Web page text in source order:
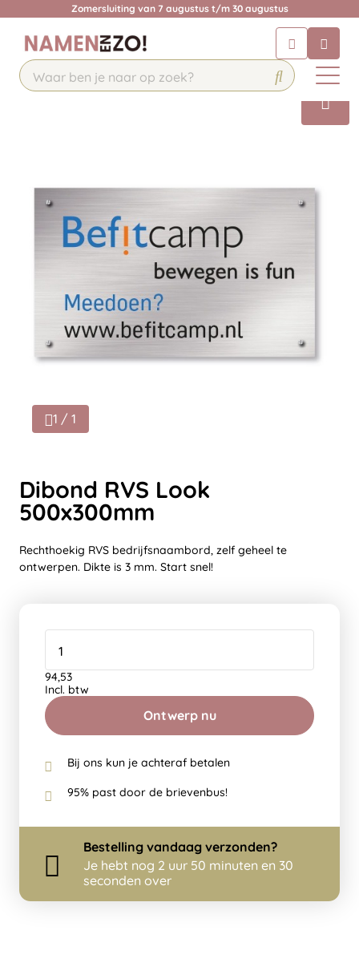
Zomersluiting van 7 augustus t/m 30 augustus
Chat 24/7 met onze chatbot voor
hulp
Contact
1 / 1
Dibond RVS Look
500x300mm
Rechthoekig RVS bedrijfsnaambord, zelf geheel te
ontwerpen. Dikte is 3 mm. Start snel!
Ontwerp nu
94,53
Incl. btw
Bij ons kun je achteraf betalen
95% past door de brievenbus!
Bestelling vandaag verzonden?
Je hebt nog 2 uur 50 minuten en 30
seconden over